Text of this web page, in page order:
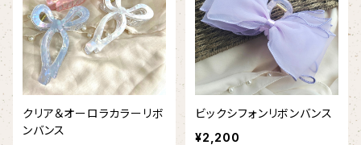
クリア＆オーロラカラーリボ
ンバンス
ビックシフォンリボンバンス
¥2,200